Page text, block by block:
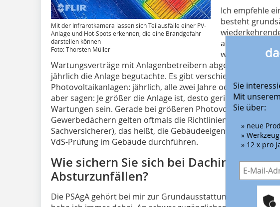
Mit der Infrarotkamera lassen sich Teilausfälle einer PV-
Anlage und Hot-Spots erkennen, die eine Brandgefahr
darstellen können
Foto: Thorsten Müller
Ich empfehle
besteht
alle vier Jahre
werden. Ich
Wartungsverträge mit Anlagenbetreibern abgeschlossen, bei
jährlich die Anlage begutachte. Es gibt verschiedene
Photovoltaikanlagen: jährlich, alle zwei Jahre oder alle vier
aber sagen: Je größer die Anlage ist, desto geringer sollte
Wartungen sein. Gerade bei größeren Photovoltaikanlagen
Gewerbedächern gelten oftmals die Richtlinien des VdS (VdS
Sachversicherer), das heißt, die Gebäudeeigentümer
VdS-Prüfung im Gebäude durchführen.
Wie sichern Sie sich bei
Absturzunfällen?
Die PSAgA gehört bei mir zur Grundausstattung, einen Gurt
Sie
Mit
Sie über:
» neue
»
» 12 x pro